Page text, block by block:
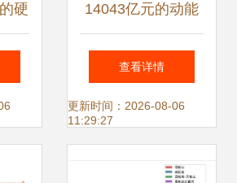
硬
全
14043亿元的动能
从11.1%透视我国
服务外包高质量发
查看详情
更新时间：2026-08-06
11:29:27